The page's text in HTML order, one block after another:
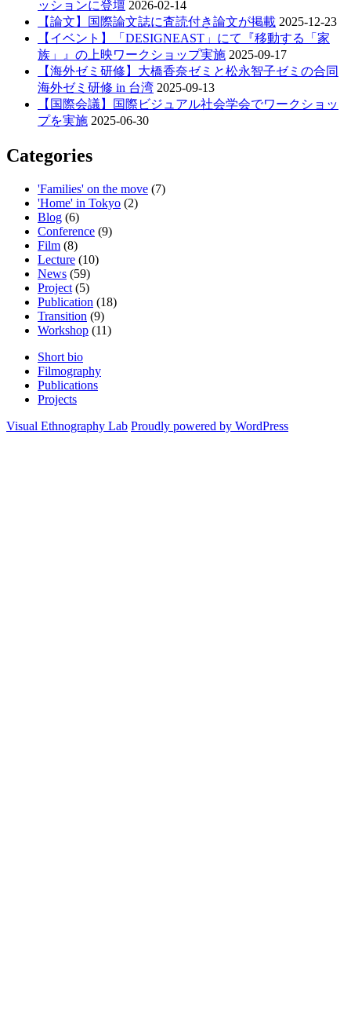
ッションに登壇 2026-02-14
【論文】国際論文誌に査読付き論文が掲載 2025-12-23
【イベント】「DESIGNEAST」にて『移動する「家
族」』の上映ワークショップ実施 2025-09-17
【海外ゼミ研修】大橋香奈ゼミと松永智子ゼミの合同
海外ゼミ研修 in 台湾 2025-09-13
【国際会議】国際ビジュアル社会学会でワークショッ
プを実施 2025-06-30
Categories
'Families' on the move (7)
'Home' in Tokyo (2)
Blog (6)
Conference (9)
Film (8)
Lecture (10)
News (59)
Project (5)
Publication (18)
Transition (9)
Workshop (11)
Short bio
Filmography
Publications
Projects
Visual Ethnography Lab Proudly powered by WordPress